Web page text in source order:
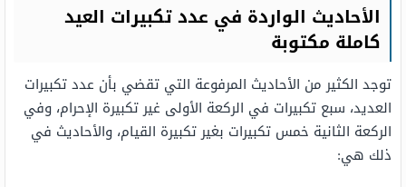
الأحاديث الواردة في عدد تكبيرات العيد
كاملة مكتوبة
توجد الكثير من الأحاديث المرفوعة التي تقضي بأن عدد تكبيرات
العديد، سبع تكبيرات في الركعة الأولى غير تكبيرة الإحرام، وفي
الركعة الثانية خمس تكبيرات بغير تكبيرة القيام، والأحاديث في
ذلك هي: